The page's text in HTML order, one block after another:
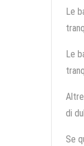
Le
Le
di
Se